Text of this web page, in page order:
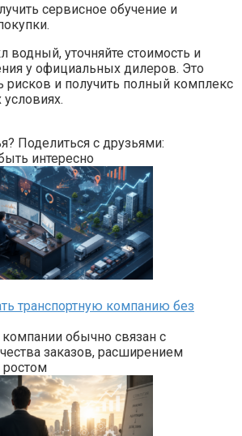
сервисное обучение и
водный, уточняйте стоимость и
у официальных дилеров. Это
рисков и получить полный комплекс
Поделиться с друзьями:
интересно
транспортную компанию без
компании обычно связан с
заказов, расширением
ростом